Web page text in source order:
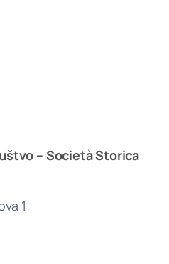
– Società Storica
1